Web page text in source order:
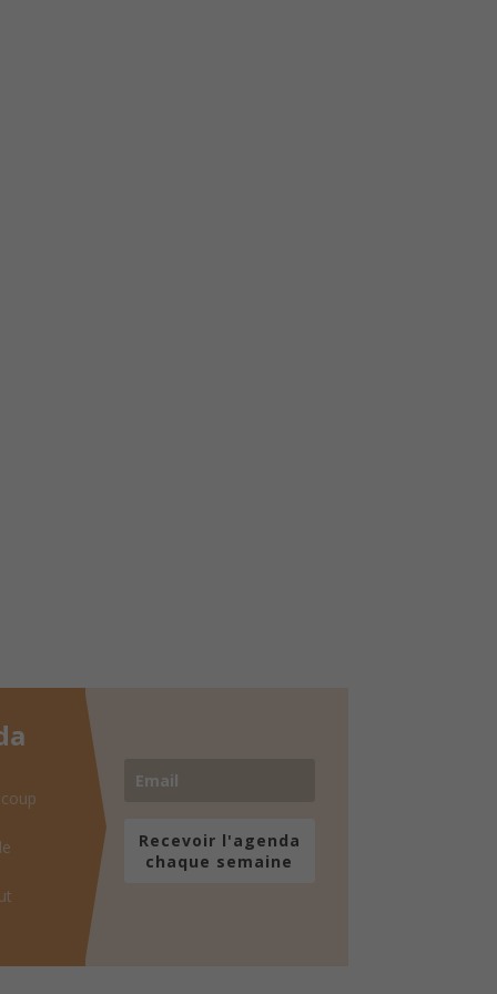
Recevoir l'agenda
chaque semaine